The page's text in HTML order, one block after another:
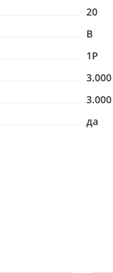
20
B
1P
3.000
3.000
да